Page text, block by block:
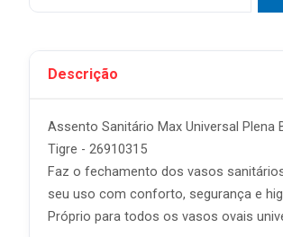
Descrição
Assento Sanitário Max Universal Plena
Tigre - 26910315
Faz o fechamento dos vasos
seu uso com conforto, segurança e
Próprio para todos os vasos ovais